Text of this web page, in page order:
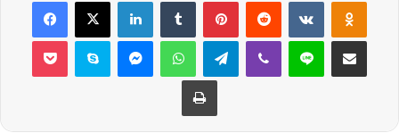
Pocket Skype MessengerWhatsAppTelegramViber Line E-Posta ile
Yazdır